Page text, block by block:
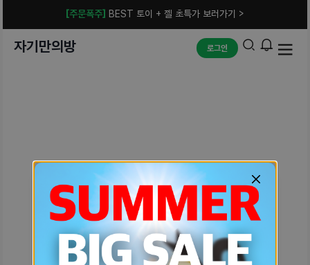
[주문폭주] BEST 토이 + 젤 초특가 보러가기 >
자기만의방 로그인
예상치 못한 에러입니다.